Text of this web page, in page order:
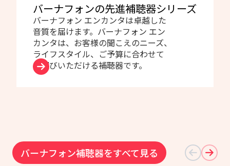
バーナフォンの先進補聴器シリーズ
バーナフォン エンカンタは卓越した
音質を届けます。バーナフォン エン
カンタは、お客様の聞こえのニーズ、
ライフスタイル、ご予算に合わせて
お選びいただける補聴器です。
バーナフォン補聴器をすべて見る